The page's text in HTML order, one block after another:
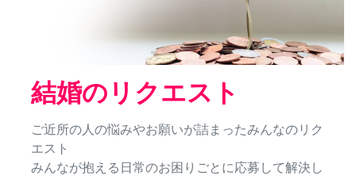
結婚のリクエスト
ご近所の人の悩みやお願いが詰まったみんなのリク
エスト
みんなが抱える日常のお困りごとに応募して解決し